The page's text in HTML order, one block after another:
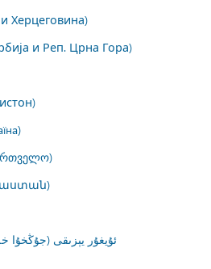
Херцеговина)
и Реп. Црна Гора)
ئۇيغۇر يېزىقى (جۇڭخۇا